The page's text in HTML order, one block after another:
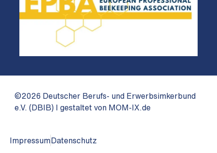
©2026 Deutscher Berufs- und Erwerbsimkerbund
e.V. (DBIB) I gestaltet von MOM-IX.de
Impressum Datenschutz